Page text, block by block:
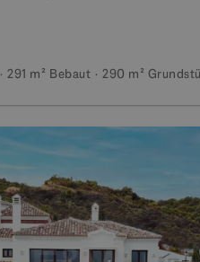
291 m² Bebaut 290 m²